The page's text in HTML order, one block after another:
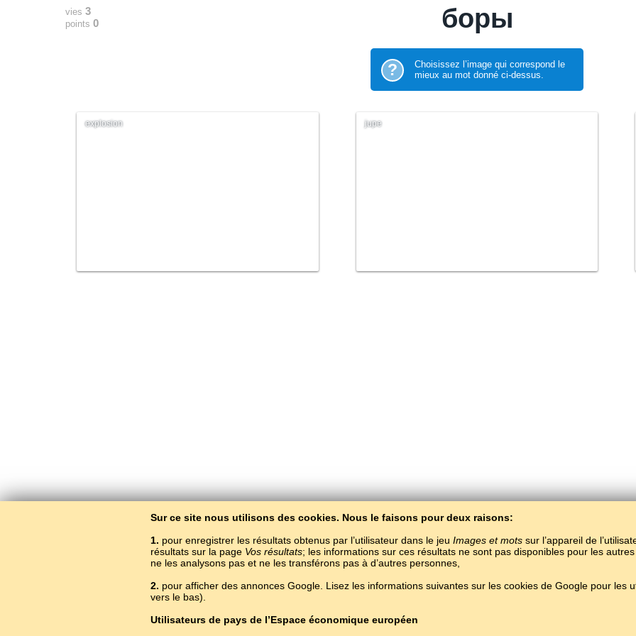
Sur ce site nous utilisons des cookies. Nous le faisons pour deux raisons:
1. pour enregistrer les résultats obtenus par l’utilisateur dans le jeu Images et mots sur l’appareil de
résultats sur la page Vos résultats; les informations sur ces résultats ne sont pas disponibles pour les
ne les analysons pas et ne les transférons pas à d’autres personnes,
2. pour afficher des annonces Google. Lisez les informations suivantes sur les cookies de Google pour les
vers le bas).
Utilisateurs de pays de l’Espace économique européen
vies 3
points 0 боры
?
Choisissez l’image qui correspond le
mieux au mot donné ci-dessus.
explosion jupe
Apprendre le oudmourte gratuitement. Jouer et apprendre des mots oudmourtes en